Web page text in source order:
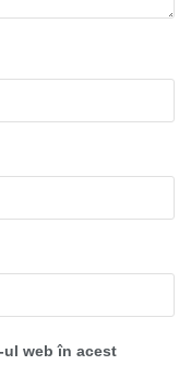
ul web în acest